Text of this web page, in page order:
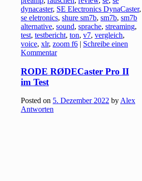
dynacaster, SE Electronics DynaCaster,
se eletronics,shure sm7b,sm7b,sm7b
alternative,sound,sprache,streaming,
test,testbericht,ton,v7,vergleich,
voice,xlr,zoom f6 | Schreibe einen
Kommentar
RODE RØDECaster Pro II
im Test
Posted on 5. Dezember 2022 byAlex
Antworten